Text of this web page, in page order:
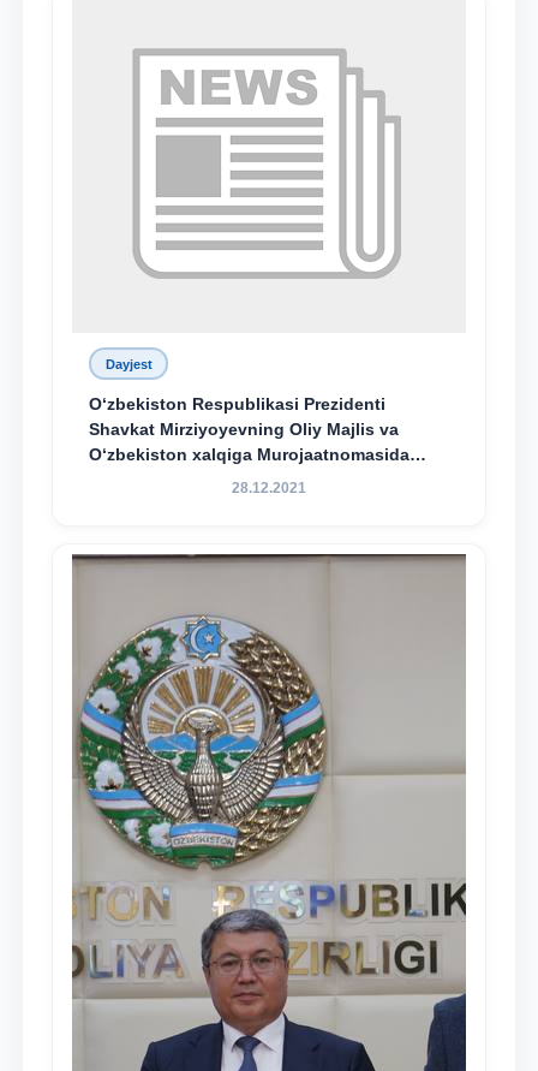
Dayjest
O‘zbekiston Respublikasi Prezidenti
Shavkat Mirziyoyevning Oliy Majlis va
O‘zbekiston xalqiga Murojaatnomasida
belgilangan vazifalar mazmun-mohiyatini
dayjesti
28.12.2021